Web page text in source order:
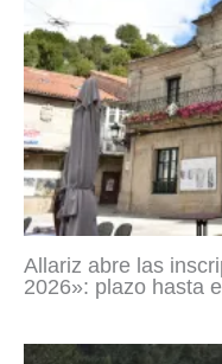
Allariz abre las
2026»: plazo hasta